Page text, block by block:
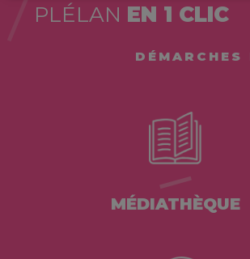
PLÉLAN EN 1 CLIC
DÉMARCHES
MÉDIATHÈQUE